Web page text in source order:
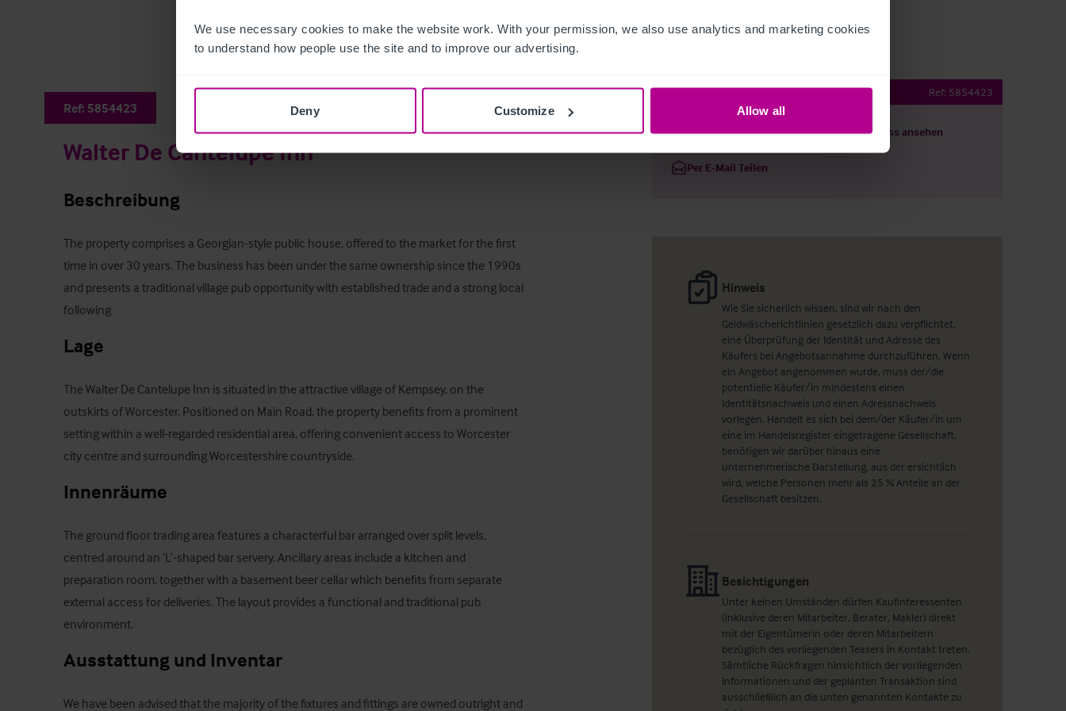
We use necessary cookies to make the website work. With your permission, we also use analytics and marketing cookies
to understand how people use the site and to improve our advertising.
Deny Customize Allow all
Ref: 5854423
Walter De Cantelupe Inn
Beschreibung
The property comprises a Georgian-style public house, offered to the market for the first
time in over 30 years. The business has been under the same ownership since the 1990s
and presents a traditional village pub opportunity with established trade and a strong local
following
Lage
The Walter De Cantelupe Inn is situated in the attractive village of Kempsey, on the
outskirts of Worcester. Positioned on Main Road, the property benefits from a prominent
setting within a well-regarded residential area, offering convenient access to Worcester
city centre and surrounding Worcestershire countryside.
Innenräume
The ground floor trading area features a characterful bar arranged over split levels,
centred around an ‘L’-shaped bar servery. Ancillary areas include a kitchen and
preparation room, together with a basement beer cellar which benefits from separate
external access for deliveries. The layout provides a functional and traditional pub
environment.
Ausstattung und Inventar
We have been advised that the majority of the fixtures and fittings are owned outright and
Village public house Ref: 5854423
Details herunterladen Grundriss ansehen
Per E-Mail Teilen
Hinweis
Wie Sie sicherlich wissen, sind wir nach den
Geldwäscherichtlinien gesetzlich dazu verpflichtet,
eine Überprüfung der Identität und Adresse des
Käufers bei Angebotsannahme durchzuführen. Wenn
ein Angebot angenommen wurde, muss der/die
potentielle Käufer/in mindestens einen
Identitätsnachweis und einen Adressnachweis
vorlegen. Handelt es sich bei dem/der Käufer/in um
eine im Handelsregister eingetragene Gesellschaft,
benötigen wir darüber hinaus eine
unternehmerische Darstellung, aus der ersichtlich
wird, welche Personen mehr als 25 % Anteile an der
Gesellschaft besitzen.
Besichtigungen
Unter keinen Umständen dürfen Kaufinteressenten
(inklusive deren Mitarbeiter, Berater, Makler) direkt
mit der Eigentümerin oder deren Mitarbeitern
bezüglich des vorliegenden Teasers in Kontakt treten.
Sämtliche Rückfragen hinsichtlich der vorliegenden
Informationen und der geplanten Transaktion sind
ausschließlich an die unten genannten Kontakte zu